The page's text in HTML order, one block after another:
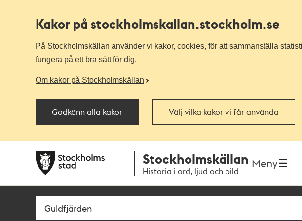
Kakor på stockholmskallan.stockholm.se
På Stockholmskällan använder vi kakor, cookies, för att sammanställa
fungera på ett bra sätt för dig.
Om kakor på Stockholmskällan
Godkänn alla kakor Välj vilka kakor vi får använda
navigationen
huvudinnehållet
Stockholmskällan
Historia i ord, ljud och bild
Meny
Sök